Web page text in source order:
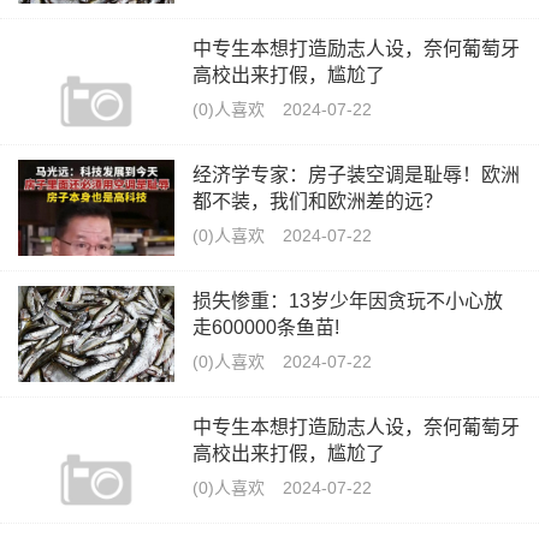
中专生本想打造励志人设，奈何葡萄牙
高校出来打假，尴尬了
(0)人喜欢 2024-07-22
经济学专家：房子装空调是耻辱！欧洲
都不装，我们和欧洲差的远？
(0)人喜欢 2024-07-22
损失惨重：13岁少年因贪玩不小心放
走600000条鱼苗!
(0)人喜欢 2024-07-22
中专生本想打造励志人设，奈何葡萄牙
高校出来打假，尴尬了
(0)人喜欢 2024-07-22